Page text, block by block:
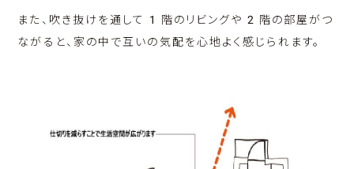
また、吹き抜けを通して 1 階のリビングや 2 階の部屋がつ
ながると、家の中で互いの気配を心地よく感じられます。